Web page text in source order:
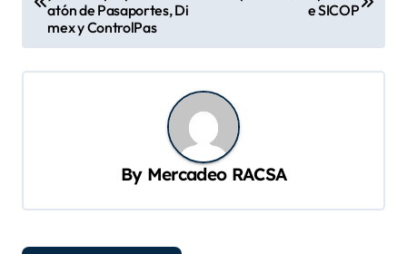
ó
atón de Pasaportes, Di
mex y ControlPas
e SICOP
By Mercadeo RACSA